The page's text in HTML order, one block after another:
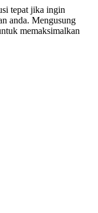
tepat jika ingin
anda. Mengusung
memaksimalkan